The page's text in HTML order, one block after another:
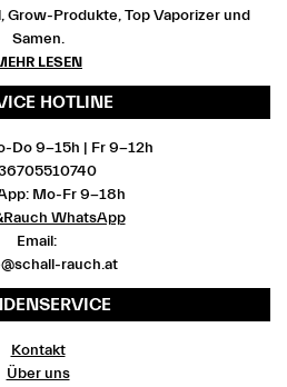
Grow-Produkte, Top Vaporizer und
Samen.
LESEN
HOTLINE
Do 9-15h | Fr 9-12h
Mo-Fr 9-18h
WhatsApp
Email:
rauch.at
Kontakt
Über uns